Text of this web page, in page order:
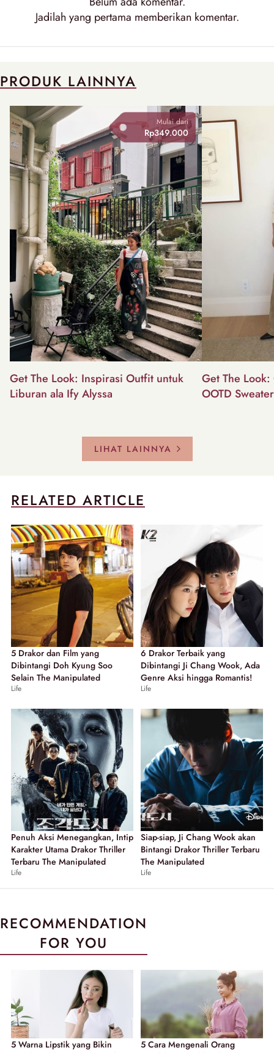
Jadilah yang pertama memberikan komentar.
PRODUK LAINNYA
Mulai dari
Rp349.000
Get The Look: Inspirasi Outfit untuk
Liburan ala Ify Alyssa
Get The
OOTD
LIHAT LAINNYA
RELATED ARTICLE
5 Drakor dan Film yang
Dibintangi Doh Kyung Soo
Selain The Manipulated
Life
6 Drakor Terbaik yang
Dibintangi Ji Chang Wook, Ada
Genre Aksi hingga Romantis!
Life
Penuh Aksi Menegangkan, Intip
Karakter Utama Drakor Thriller
Terbaru The Manipulated
Life
Siap-siap, Ji Chang Wook akan
Bintangi Drakor Thriller Terbaru
The Manipulated
Life
RECOMMENDATION
FOR YOU
5 Warna Lipstik yang Bikin
5 Cara Mengenali Orang